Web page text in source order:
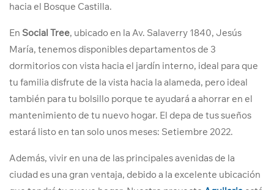
hacia el Bosque Castilla.
En Social Tree, ubicado en la Av. Salaverry 1840, Jesús
María, tenemos disponibles departamentos de 3
dormitorios con vista hacia el jardín interno, ideal para que
tu familia disfrute de la vista hacia la alameda, pero ideal
también para tu bolsillo porque te ayudará a ahorrar en el
mantenimiento de tu nuevo hogar. El depa de tus sueños
estará listo en tan solo unos meses: Setiembre 2022.
Además, vivir en una de las principales avenidas de la
ciudad es una gran ventaja, debido a la excelente ubicación